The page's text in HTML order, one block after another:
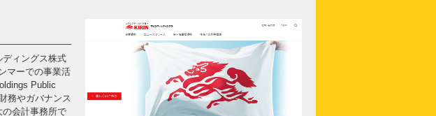
ディングス株式
マーでの事業活
Public
務やガバナンス
会計事務所で